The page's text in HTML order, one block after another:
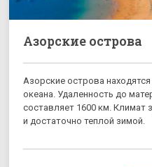
Азорские острова
Азорские острова
океана. Удаленность до
составляет 1600 км. Климат
и достаточно теплой зимой.